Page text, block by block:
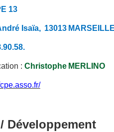
13
Isaïa, 13013 MARSEILLE
: Christophe MERLINO
Développement